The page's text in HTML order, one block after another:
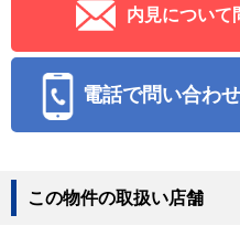
内見について
電話で問い合わ
この物件の取扱い店舗